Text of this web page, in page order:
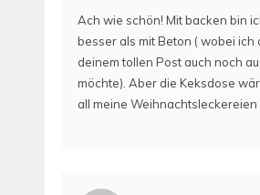
Ach wie schön! Mit backen bin
besser als mit Beton ( wobei ich
deinem tollen Post auch noch
möchte). Aber die Keksdose
all meine Weihnachtsleckereien